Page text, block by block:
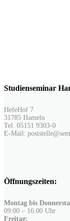
Studienseminar
HefeHof 7
31785 Hameln
Tel. 05151 9303-0
E-Mail:
Öffnungszeiten:
Montag bis
09:00 – 16:00 Uhr
Freitag: